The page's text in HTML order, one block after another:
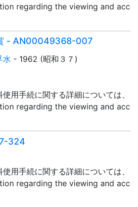
regarding the viewing and
- AN00049368-007
- 1962 (昭和３７)
用手続に関する詳細については、「
regarding the viewing and
324
用手続に関する詳細については、「
regarding the viewing and